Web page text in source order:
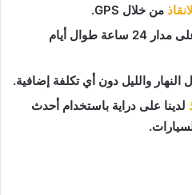
من خلال GPS.
على مدار 24 ساعة طوال أيام
النهار والليل دون أي تكلفة إضافية.
لدينا على دراية باستخدام أحدث